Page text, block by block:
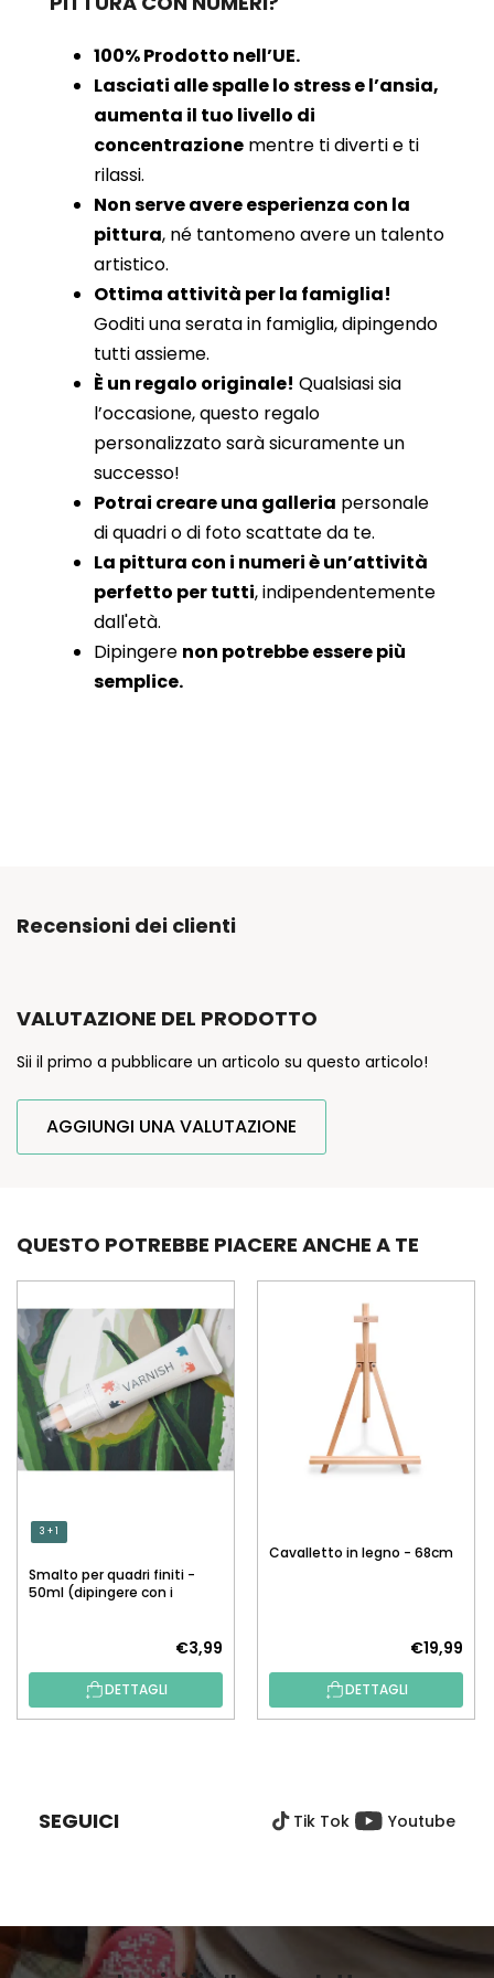
100% Prodotto nell’UE.
Lasciati alle spalle lo stress e l’ansia,
aumenta il tuo livello di
concentrazione mentre ti diverti e ti
rilassi.
Non serve avere esperienza con la
pittura, né tantomeno avere un talento
artistico.
Ottima attività per la famiglia!
Goditi una serata in famiglia, dipingendo
tutti assieme.
È un regalo originale! Qualsiasi sia
l’occasione, questo regalo
personalizzato sarà sicuramente un
successo!
Potrai creare una galleria personale
di quadri o di foto scattate da te.
La pittura con i numeri è un’attività
perfetto per tutti, indipendentemente
dall'età.
Dipingere non potrebbe essere più
semplice.
Recensioni dei clienti
VALUTAZIONE DEL PRODOTTO
Sii il primo a pubblicare un articolo su questo articolo!
AGGIUNGI UNA VALUTAZIONE
QUESTO POTREBBE PIACERE ANCHE A TE
3 + 1
Smalto per quadri finiti -
50ml (dipingere con i
€3,99
DETTAGLI
Cavalletto in legno - 68cm
€19,99
DETTAGLI
G
SEGUICI Tik Tok Youtube